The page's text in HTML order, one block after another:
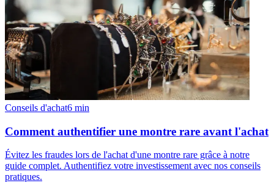
Conseils d'achat6 min
Comment authentifier une montre rare avant l'achat
Évitez les fraudes lors de l'achat d'une montre rare grâce à notre
guide complet. Authentifiez votre investissement avec nos conseils
pratiques.